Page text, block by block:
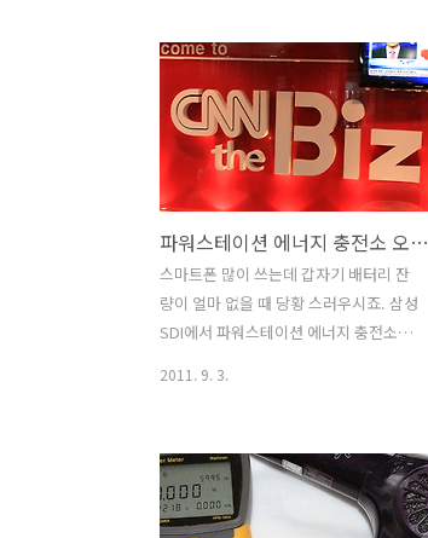
받았습니다. 내용을 들으면 들을 수 록 그
냥 단순한 건물이 아니라 여러 기술들의
총집합체이며 앞으로의 미래를 미리 보는
건물이라는 느낌이 들었습니다. 그럼 지
금부터 그린투모로우의 설명을 들어보도
록 하겠습니다. 이번 여름은 참 비가 많이
온 날인듯합니다. 그린투모로우에 가려면
비가 너무 많이오고 안오는 날은 다른 일
정도 겹쳐서 고생을 했는데 운좋게 이날
은 날씨도 화창하고 좋았습니다. 사람이
많지 않아서 좀 더 여유롭게 관람을 하고
로우에 ..
파워스테이션 에너지 충전소 오프매장 직접 방문기 CNN the Biz
스마트폰 많이 쓰는데 갑자기 배터리 잔
량이 얼마 없을 때 당황 스러우시죠. 삼성
SDI에서 파워스테이션 에너지 충전소를
는것은 아니고 설치되어서 관리가 될 수
있는 장소에 설치가 되어서 운영이 될것
으로 보이니 앞으로 급할 때 충전을 할 수
2011. 9. 3.